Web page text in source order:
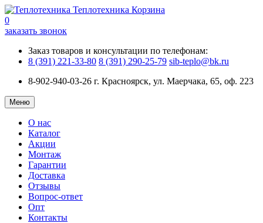
Теплотехника Корзина
0
заказать звонок
Заказ товаров и консультации по телефонам:
8 (391) 221-33-80 8 (391) 290-25-79 sib-teplo@bk.ru
8-902-940-03-26 г. Красноярск, ул. Маерчака, 65, оф. 223
Меню
О нас
Каталог
Акции
Монтаж
Гарантии
Доставка
Отзывы
Вопрос-ответ
Опт
Контакты